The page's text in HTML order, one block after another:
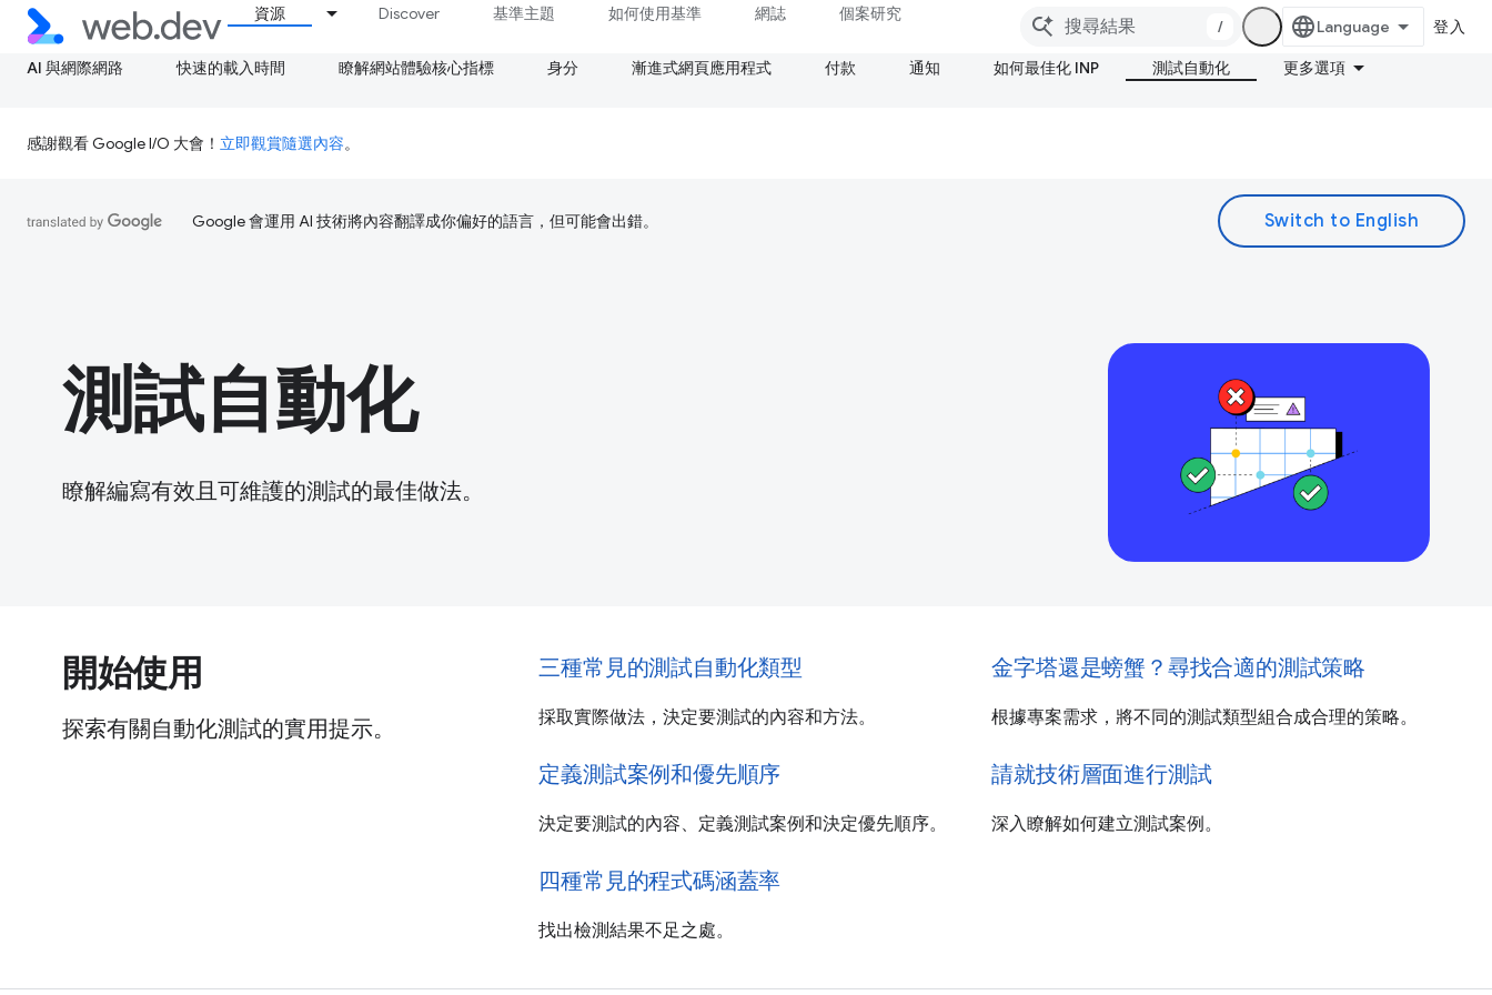
資源 Discover 基準主題 如何使用基準 網誌 個案研究
/ 登入
AI 與網際網路 快速的載入時間 瞭解網站體驗核心指標 身分 漸進式網頁應用程式 付款 通知 如何最佳化 INP 測試自動化 更多選項
感謝觀看 Google I/O 大會！ 立即觀賞隨選內容。
Google 會運用 AI 技術將內容翻譯成你偏好的語言，但可能會出錯。
測試自動化
瞭解編寫有效且可維護的測試的最佳做法。
開始使用
探索有關自動化測試的實用提示。
三種常見的測試自動化類型
採取實際做法，決定要測試的內容和方法。
金字塔還是螃蟹？尋找合適的測試策略
根據專案需求，將不同的測試類型組合成合理的策略。
定義測試案例和優先順序
決定要測試的內容、定義測試案例和決定優先順序。
請就技術層面進行測試
深入瞭解如何建立測試案例。
四種常見的程式碼涵蓋率
找出檢測結果不足之處。